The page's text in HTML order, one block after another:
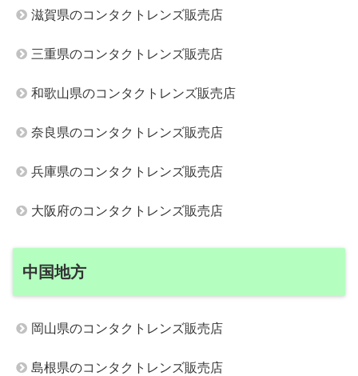
滋賀県のコンタクトレンズ販売店
三重県のコンタクトレンズ販売店
和歌山県のコンタクトレンズ販売店
奈良県のコンタクトレンズ販売店
兵庫県のコンタクトレンズ販売店
大阪府のコンタクトレンズ販売店
中国地方
岡山県のコンタクトレンズ販売店
島根県のコンタクトレンズ販売店